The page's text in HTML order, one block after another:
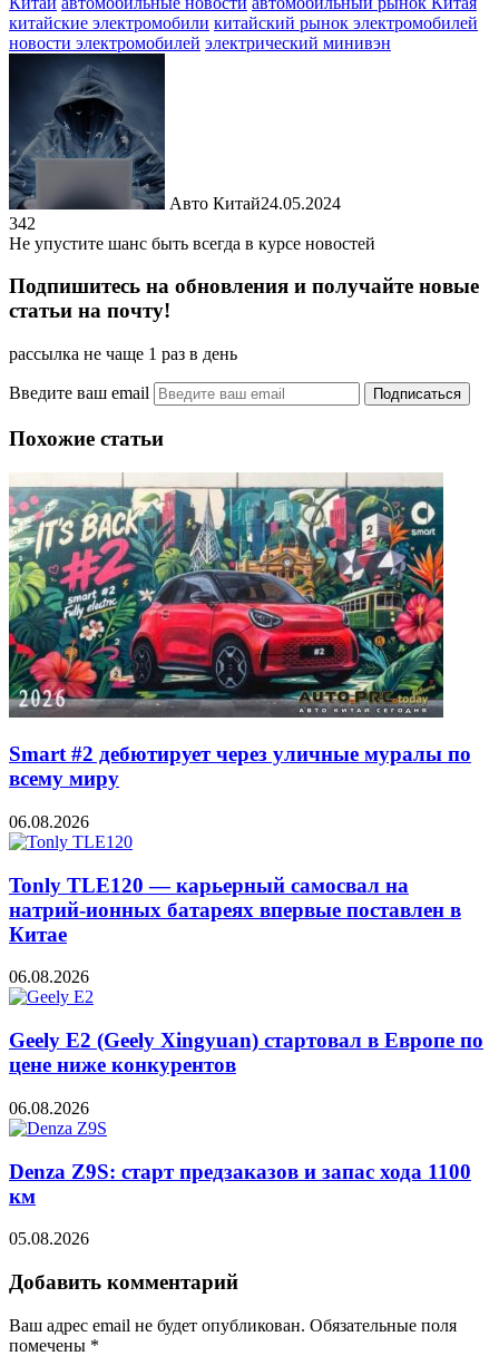
китайские электромобили китайский рынок электромобилей
новости электромобилей электрический минивэн
Авто Китай24.05.2024
342
Не упустите шанс быть всегда в курсе новостей
Подпишитесь на обновления и получайте новые
статьи на почту!
рассылка не чаще 1 раз в день
Введите ваш email
Похожие статьи
Smart #2 дебютирует через уличные муралы по
всему миру
06.08.2026
Tonly TLE120 — карьерный самосвал на
натрий-ионных батареях впервые поставлен в
Китае
06.08.2026
Geely E2 (Geely Xingyuan) стартовал в Европе по
цене ниже конкурентов
06.08.2026
Denza Z9S: старт предзаказов и запас хода 1100
км
05.08.2026
Добавить комментарий
Ваш адрес email не будет опубликован. Обязательные поля
помечены *